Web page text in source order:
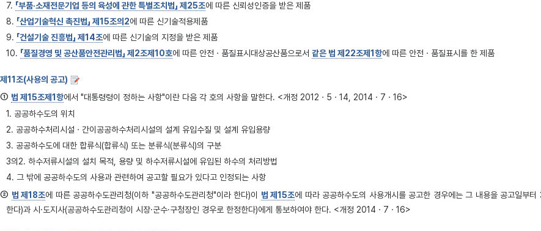
7. 「부품·소재전문기업 등의 육성에 관한 특별조치법」 제25조에 따른 신뢰성인증을 받은 제품
8. 「산업기술혁신 촉진법」 제15조의2에 따른 신기술적용제품
9. 「건설기술 진흥법」 제14조에 따른 신기술의 지정을 받은 제품
10. 「품질경영 및 공산품안전관리법」 제2조제10호에 따른 안전ㆍ품질표시대상공산품으로서 같은 법 제22조제1항에 따른 안전ㆍ품질표시를 한 제품
제11조(사용의 공고)
① 법 제15조제1항에서 "대통령령이 정하는 사항"이란 다음 각 호의 사항을 말한다. <개정 2012ㆍ5ㆍ14, 2014ㆍ7ㆍ16>
1. 공공하수도의 위치
2. 공공하수처리시설ㆍ간이공공하수처리시설의 설계 유입수질 및 설계 유입용량
3. 공공하수도에 대한 합류식(합류식) 또는 분류식(분류식)의 구분
3의2. 하수저류시설의 설치 목적, 용량 및 하수저류시설에 유입된 하수의 처리방법
4. 그 밖에 공공하수도의 사용과 관련하여 공고할 필요가 있다고 인정되는 사항
② 법 제18조에 따른 공공하수도관리청(이하 "공공하수도관리청"이라 한다)이 법 제15조에 따라 공공하수도의 사용개시를 공고한 경우에는 그 내용을 공고일부
한다)과 시·도지사(공공하수도관리청이 시장·군수·구청장인 경우로 한정한다)에게 통보하여야 한다. <개정 2014ㆍ7ㆍ16>